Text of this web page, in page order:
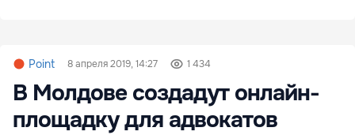
Point 8 апреля 2019, 14:27 1 434
В Молдове создадут онлайн-
площадку для адвокатов